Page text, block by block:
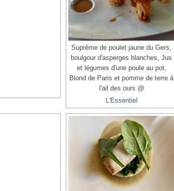
Suprême de poulet jaune du Gers,
boulgour d'asperges blanches, Jus
et légumes d'une poule au pot,
Blond de Paris et pomme de terre à
l'ail des ours @
L'Essentiel